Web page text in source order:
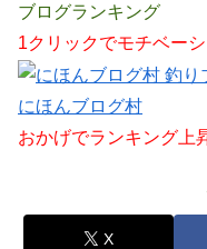
ブログランキング
1クリックでモチベー
にほんブログ村
おかげでランキング上
X